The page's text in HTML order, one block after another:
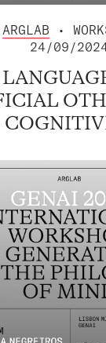
ARGLAB •
24/09/